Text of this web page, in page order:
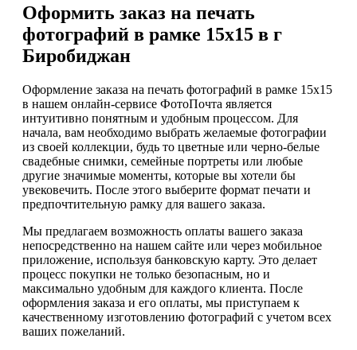
Оформить заказ на печать
фотографий в рамке 15х15 в г
Биробиджан
Оформление заказа на печать фотографий в рамке 15х15
в нашем онлайн-сервисе ФотоПочта является
интуитивно понятным и удобным процессом. Для
начала, вам необходимо выбрать желаемые фотографии
из своей коллекции, будь то цветные или черно-белые
свадебные снимки, семейные портреты или любые
другие значимые моменты, которые вы хотели бы
увековечить. После этого выберите формат печати и
предпочтительную рамку для вашего заказа.
Мы предлагаем возможность оплаты вашего заказа
непосредственно на нашем сайте или через мобильное
приложение, используя банковскую карту. Это делает
процесс покупки не только безопасным, но и
максимально удобным для каждого клиента. После
оформления заказа и его оплаты, мы приступаем к
качественному изготовлению фотографий с учетом всех
ваших пожеланий.